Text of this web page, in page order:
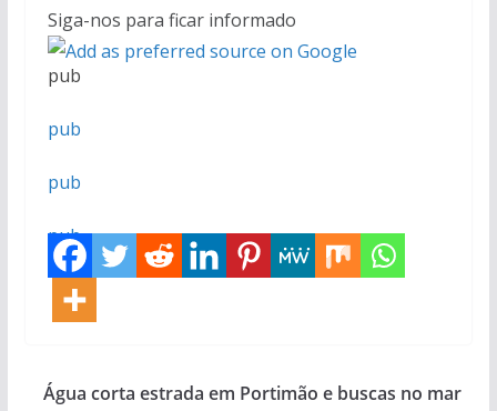
Siga-nos para ficar informado
pub
pub
pub
pub
pub
Água corta estrada em Portimão e buscas no mar